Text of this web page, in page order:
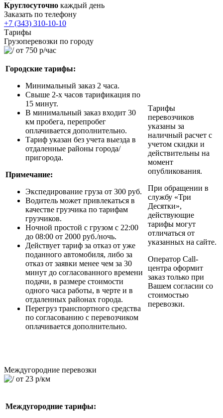
Круглосуточно каждый день
Заказать по телефону
+7 (343) 310-10-10
Тарифы
Грузоперевозки по городу
от 750 р/час
Городские тарифы:
Минимальный заказ 2 часа.
Свыше 2-х часов тарификация по
15 минут.
В минимальный заказ входит 30
км пробега, перепробег
оплачивается дополнительно.
Тариф указан без учета выезда в
отдаленные районы города/
пригорода.
Примечание:
Экспедирование груза от 300 руб.
Водитель может привлекаться в
качестве грузчика по тарифам
грузчиков.
Ночной простой с грузом с 22:00
до 08:00 от 2000 руб./ночь.
Действует тариф за отказ от уже
поданного автомобиля, либо за
отказ от заявки менее чем за 30
минут до согласованного времени
подачи, в размере стоимости
одного часа работы, в черте и в
отдаленных районах города.
Перегруз транспортного средства
по согласованию с перевозчиком
оплачивается дополнительно.
Тарифы
перевозчиков
указаны за
наличный расчет с
учетом скидки и
действительны на
момент
опубликования.
При обращении в
службу «‎Три
Десятки»‎,
действующие
тарифы могут
отличаться от
указанных на сайте.
Оператор Call-
центра оформит
заказ только при
Вашем согласии со
стоимостью
перевозки.
Междугородние перевозки
от 23 р/км
Междугородние тарифы: